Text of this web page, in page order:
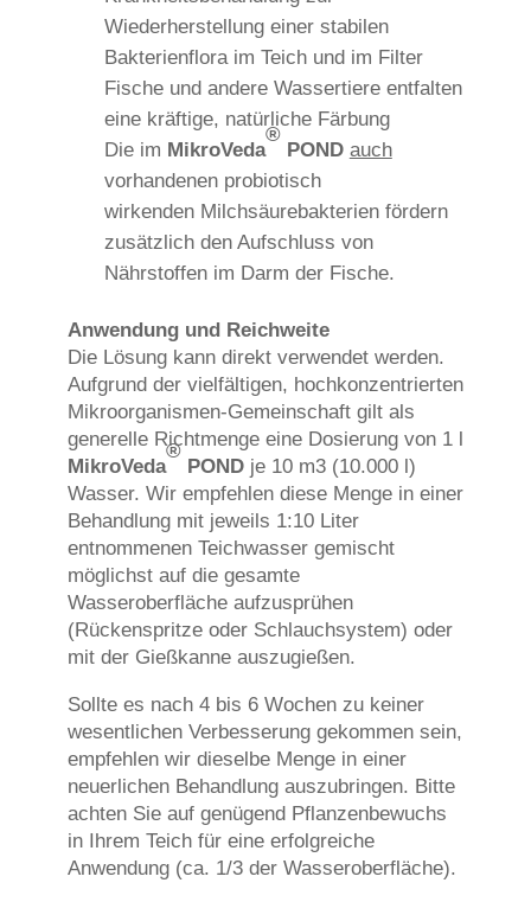
Wiederherstellung einer stabilen
Bakterienflora im Teich und im Filter
Fische und andere Wassertiere entfalten
eine kräftige, natürliche Färbung
Die im MikroVeda
®
POND auch
vorhandenen probiotisch
wirkenden Milchsäurebakterien fördern
zusätzlich den Aufschluss von
Nährstoffen im Darm der Fische.
Anwendung und Reichweite
Die Lösung kann direkt verwendet werden.
Aufgrund der vielfältigen, hochkonzentrierten
Mikroorganismen-Gemeinschaft gilt als
generelle Richtmenge eine Dosierung von 1 l
MikroVeda
®
PONDje 10 m3 (10.000 l)
Wasser. Wir empfehlen diese Menge in einer
Behandlung mit jeweils 1:10 Liter
entnommenen Teichwasser gemischt
möglichst auf die gesamte
Wasseroberfläche aufzusprühen
(Rückenspritze oder Schlauchsystem) oder
mit der Gießkanne auszugießen.
Sollte es nach 4 bis 6 Wochen zu keiner
wesentlichen Verbesserung gekommen sein,
empfehlen wir dieselbe Menge in einer
neuerlichen Behandlung auszubringen. Bitte
achten Sie auf genügend Pflanzenbewuchs
in Ihrem Teich für eine erfolgreiche
Anwendung (ca. 1/3 der Wasseroberfläche).